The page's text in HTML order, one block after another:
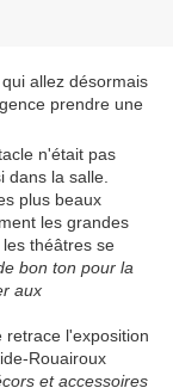
allez désormais
prendre une
n'était pas
dans la salle.
plus beaux
les grandes
théâtres se
bon ton pour la
aux
retrace l'exposition
Rouairoux
et accessoires